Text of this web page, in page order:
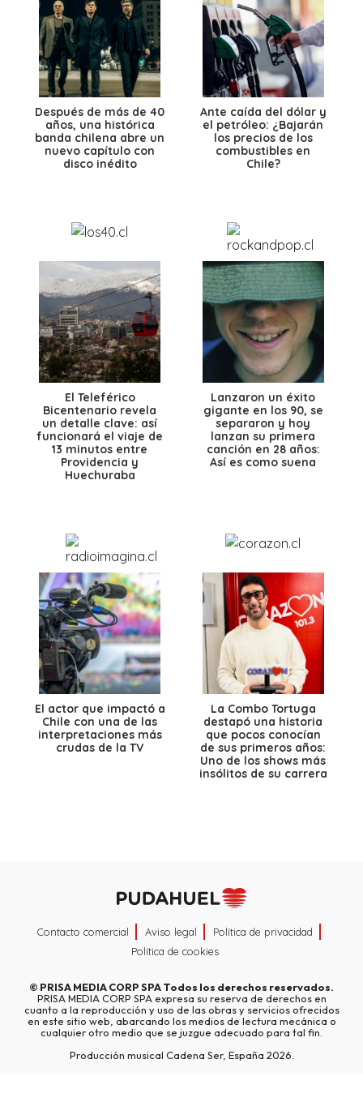
Después de más de 40
años, una histórica
banda chilena abre un
nuevo capítulo con
disco inédito
Ante caída del dólar y
el petróleo: ¿Bajarán
los precios de los
combustibles en
Chile?
El Teleférico
Bicentenario revela
un detalle clave: así
funcionará el viaje de
13 minutos entre
Providencia y
Huechuraba
Lanzaron un éxito
gigante en los 90, se
separaron y hoy
lanzan su primera
canción en 28 años:
Así es como suena
El actor que impactó a
Chile con una de las
interpretaciones más
crudas de la TV
La Combo Tortuga
destapó una historia
que pocos conocían
de sus primeros años:
Uno de los shows más
insólitos de su carrera
Contacto comercial Aviso legal
Política de privacidad
Política de cookies
© PRISA MEDIA CORP SPATodos los derechos reservados.
PRISA MEDIA CORP SPA expresa su reserva de derechos en
cuanto a la reproducción y uso de las obras y servicios ofrecidos
en este sitio web, abarcando los medios de lectura mecánica o
cualquier otro medio que se juzgue adecuado para tal fin.
Producción musical Cadena Ser, España 2026.